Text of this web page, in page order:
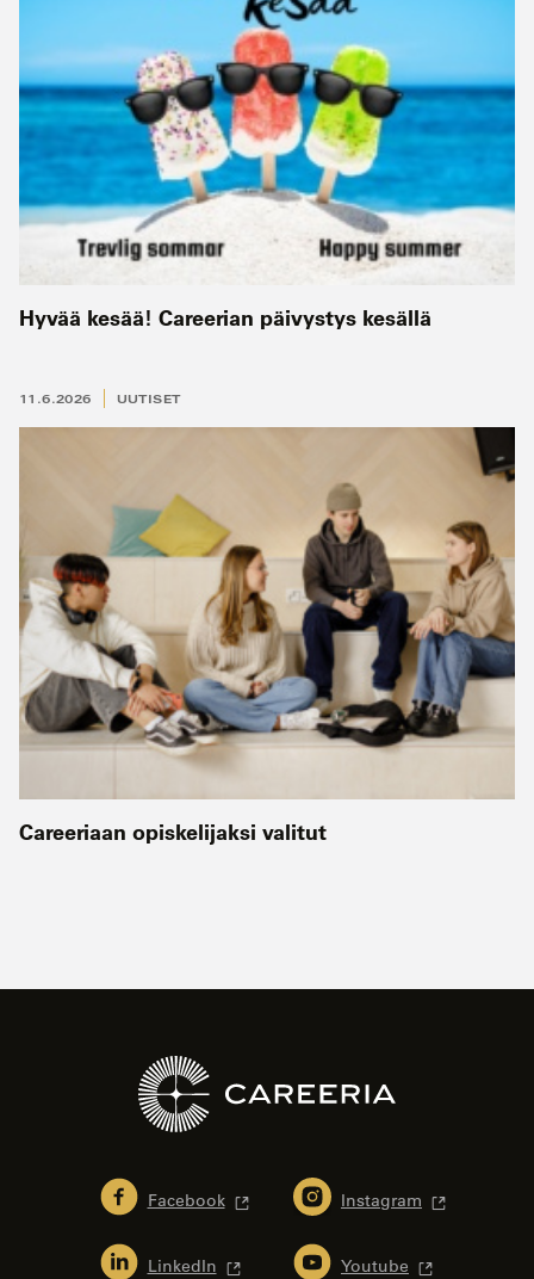
Hyvää kesää! Careerian päivystys kesällä
11.6.2026 UUTISET
Careeriaan opiskelijaksi valitut
Facebook Instagram
LinkedIn Youtube